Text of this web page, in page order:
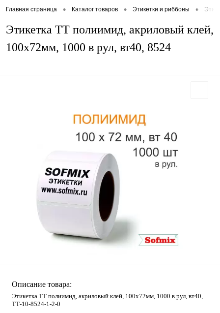
Главная страница • Каталог товаров • Этикетки и риббоны •
Этикетка ТТ полиимид, акриловый клей,
100х72мм, 1000 в рул, вт40, 8524
Описание товара:
Этикетка ТТ полиимид, акриловый клей, 100х72мм, 1000 в рул, вт40,
TТ-10-8524-1-2-0